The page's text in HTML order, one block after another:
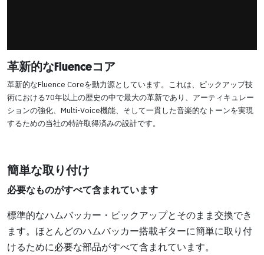
革新的なFluenceコア
革新的なFluence Coreを動力源としています。これは、ピックアップ技
術における70年以上の歴史の中で最大の革新であり、アーティキュレー
ションの強化、Multi-Voice機能、そして一貫した音楽的なトーンを実現
するための当社の特許取得済みの設計です。
簡単な取り付け
必要なものがすべて含まれています
標準的なハムバッカー・ピックアップとそのまま交換でき
ます。ほとんどのハムバッカー搭載ギターに簡単に取り付
けるために必要な部品がすべて含まれています。